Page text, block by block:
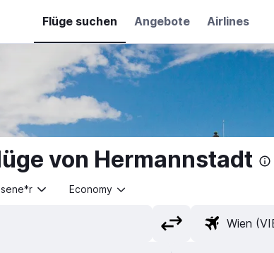
Flüge suchen Angebote Airlines
von Hermannstadt
Economy